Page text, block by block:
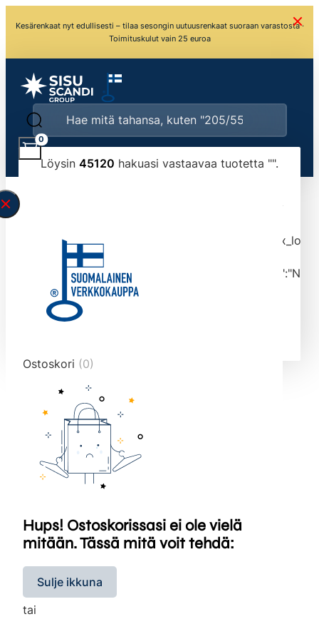
Kesärenkaat nyt edullisesti – tilaa sesongin uutuusrenkaat suoraan varastosta ·
Toimituskulut vain 25 euroa
Löysin 45120 hakuasi vastaavaa tuotetta "".
typed the search query correctly.<br>Currently
tmlmvi","meta_query":
data-original-query-vars="[]" data-page="1"
data-max-pages="4512" data-start="1" data-
end="10">
0
Ostoskori (0)
Hups! Ostoskorissasi ei ole vielä
mitään. Tässä mitä voit tehdä:
Sulje ikkuna
tai